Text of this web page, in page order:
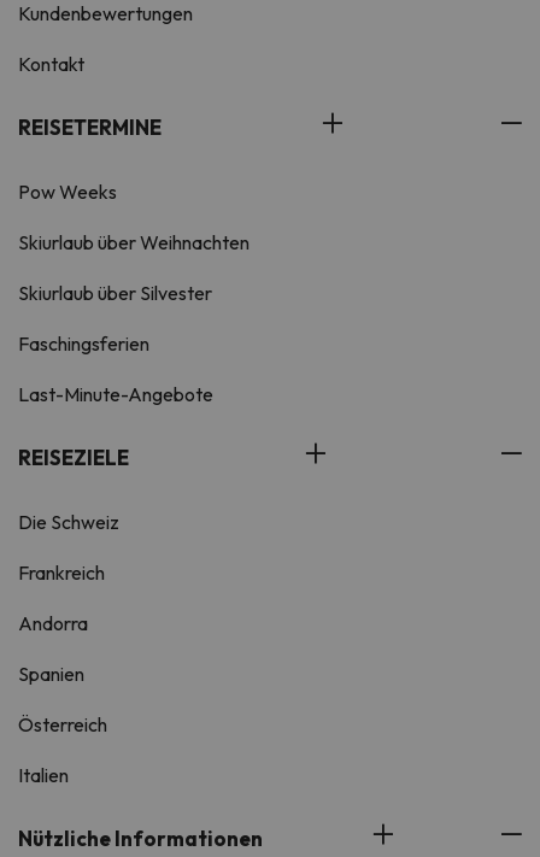
Kundenbewertungen
Kontakt
REISETERMINE
Pow Weeks
Skiurlaub über Weihnachten
Skiurlaub über Silvester
Faschingsferien
Last-Minute-Angebote
REISEZIELE
Die Schweiz
Frankreich
Andorra
Spanien
Österreich
Italien
Nützliche Informationen